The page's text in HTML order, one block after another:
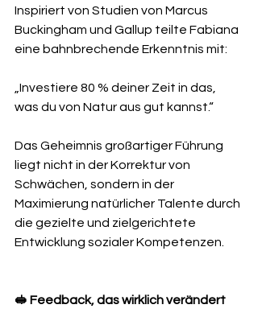
Inspiriert von Studien von Marcus
Buckingham und Gallup teilte Fabiana
eine bahnbrechende Erkenntnis mit:
„Investiere 80 % deiner Zeit in das,
was du von Natur aus gut kannst.“
Das Geheimnis großartiger Führung
liegt nicht in der Korrektur von
Schwächen, sondern in der
Maximierung natürlicher Talente durch
die gezielte und zielgerichtete
Entwicklung sozialer Kompetenzen.
🥪 Feedback, das wirklich verändert